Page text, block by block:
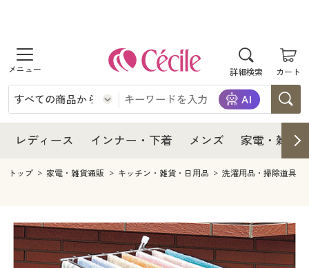
詳細検索 カート
商品を探す
レディース
レディースファッション
インナー・下着
インナー・下着通販すべて
メンズ下着
メンズ
メンズファッション
家電・雑貨すべて
寝具・インテリア・家具
レディース インナー・下着 メンズ 家電・雑貨
レディース
レディース通販すべて
レディースファッション
インナー・下着
インナー・下着通販すべて
ジュニア・ティーンズ下着
メンズ
メンズ下着
家電
寝具・インテリア・家具通販すべて
美容・健康
トップ 家電・雑貨通販 キッチン・雑貨・日用品 洗濯用品・掃除道具